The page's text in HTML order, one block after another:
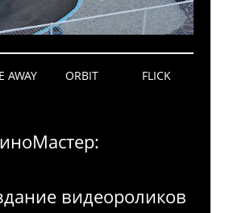
AWAY ORBIT FLICK
видеороликов